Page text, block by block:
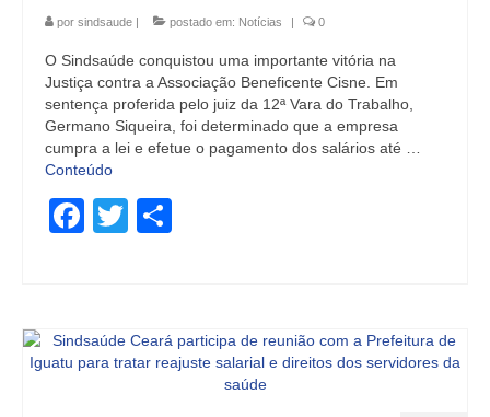
por sindsaude | postado em: Notícias | 0
O Sindsaúde conquistou uma importante vitória na
Justiça contra a Associação Beneficente Cisne. Em
sentença proferida pelo juiz da 12ª Vara do Trabalho,
Germano Siqueira, foi determinado que a empresa
cumpra a lei e efetue o pagamento dos salários até …
Conteúdo
Facebook
Twitter